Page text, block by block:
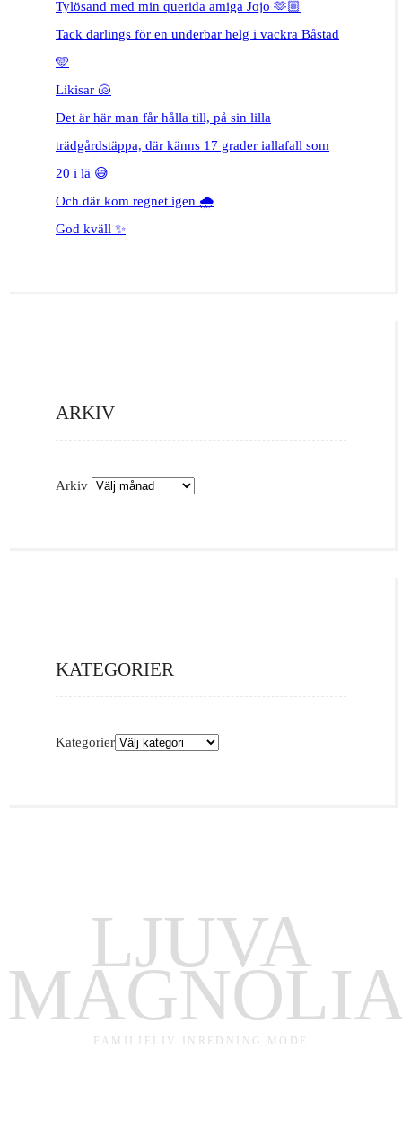
Tylösand med min querida amiga Jojo 🫶🏼
Tack darlings för en underbar helg i vackra Båstad
🩵
Likisar 🐚
Det är här man får hålla till, på sin lilla
trädgårdstäppa, där känns 17 grader iallafall som
20 i lä 😅
Och där kom regnet igen 🌧️
God kväll ✨
ARKIV
Arkiv
KATEGORIER
Kategorier
LJUVA
FAMILJELIV INREDNING MODE